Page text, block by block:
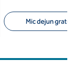
Mic dejun